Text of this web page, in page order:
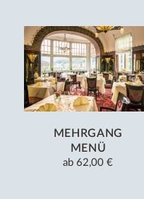
MEHRGANG
MENÜ
ab 62,00 €